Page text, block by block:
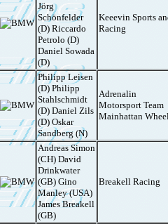
Jörg
Schönfelder
(D) Riccardo
Petrolo (D)
Daniel Sowada
(D)
Keeevin Sports
Racing
Philipp Leisen
(D) Philipp
Stahlschmidt
(D) Daniel Zils
(D) Oskar
Sandberg (N)
Adrenalin
Motorsport Team
Mainhattan
Andreas Simon
(CH) David
Drinkwater
(GB) Gino
Manley (USA)
James Breakell
(GB)
Breakell Racing